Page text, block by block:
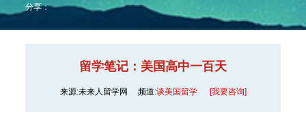
分享：
留学笔记：美国高中一百天
来源:未来人留学网 频道:谈美国留学 [我要咨询]